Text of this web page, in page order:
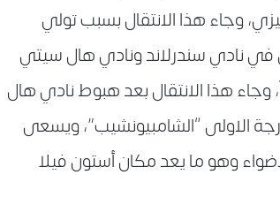
وجاء هذا الانتقال بسبب تولي
في نادي سندرلاند ونادي هال سيتي
وجاء هذا الانتقال بعد هبوط نادي هال
الاولى “الشامبيونشيب”، ويسعى
وهو ما يعد مكان أستون فيلا